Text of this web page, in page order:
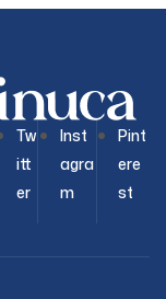
Tw
itt
er
Inst
agra
m
Pint
ere
st